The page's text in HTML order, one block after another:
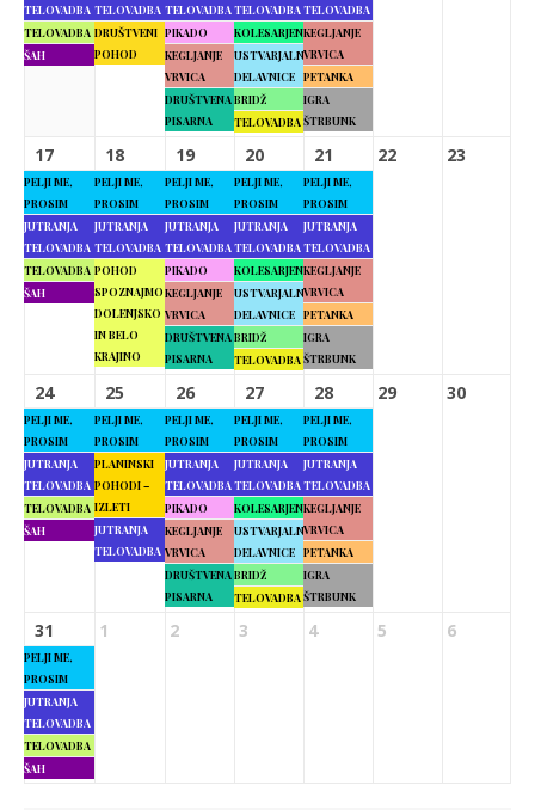
TELOVADBA
TELOVADBA
ŠAH
TELOVADBA
DRUŠTVENI
POHOD
TELOVADBA
PIKADO
KEGLJANJE
VRVICA
DRUŠTVENA
PISARNA
TELOVADBA
KOLESARJENJE
USTVARJALNE
DELAVNICE
BRIDŽ
TELOVADBA
TELOVADBA
KEGLJANJE
VRVICA
PETANKA
IGRA
ŠTRBUNK
17
PELJI ME,
PROSIM
JUTRANJA
TELOVADBA
TELOVADBA
ŠAH
18
PELJI ME,
PROSIM
JUTRANJA
TELOVADBA
POHOD
SPOZNAJMO
DOLENJSKO
IN BELO
KRAJINO
19
PELJI ME,
PROSIM
JUTRANJA
TELOVADBA
PIKADO
KEGLJANJE
VRVICA
DRUŠTVENA
PISARNA
20
PELJI ME,
PROSIM
JUTRANJA
TELOVADBA
KOLESARJENJE
USTVARJALNE
DELAVNICE
BRIDŽ
TELOVADBA
21
PELJI ME,
PROSIM
JUTRANJA
TELOVADBA
KEGLJANJE
VRVICA
PETANKA
IGRA
ŠTRBUNK
22 23
24
PELJI ME,
PROSIM
JUTRANJA
TELOVADBA
TELOVADBA
ŠAH
25
PELJI ME,
PROSIM
PLANINSKI
POHODI –
IZLETI
JUTRANJA
TELOVADBA
26
PELJI ME,
PROSIM
JUTRANJA
TELOVADBA
PIKADO
KEGLJANJE
VRVICA
DRUŠTVENA
PISARNA
27
PELJI ME,
PROSIM
JUTRANJA
TELOVADBA
KOLESARJENJE
USTVARJALNE
DELAVNICE
BRIDŽ
TELOVADBA
28
PELJI ME,
PROSIM
JUTRANJA
TELOVADBA
KEGLJANJE
VRVICA
PETANKA
IGRA
ŠTRBUNK
29 30
31
PELJI ME,
PROSIM
JUTRANJA
TELOVADBA
TELOVADBA
ŠAH
1 2 3 4 5 6